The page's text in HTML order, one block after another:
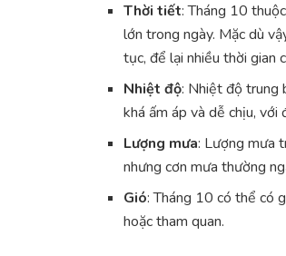
Thời tiết: Tháng 10
lớn trong ngày. Mặc dù
tục, để lại nhiều thời gian
Nhiệt độ: Nhiệt độ trung
khá ấm áp và dễ chịu,
Lượng mưa: Lượng mưa
nhưng cơn mưa thường
Gió: Tháng 10 có thể có
hoặc tham quan.